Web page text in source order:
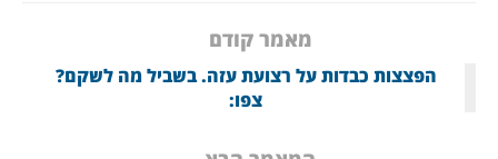
מאמר קודם
הפצצות כבדות על רצועת עזה. בשביל מה לשקם?
צפו: